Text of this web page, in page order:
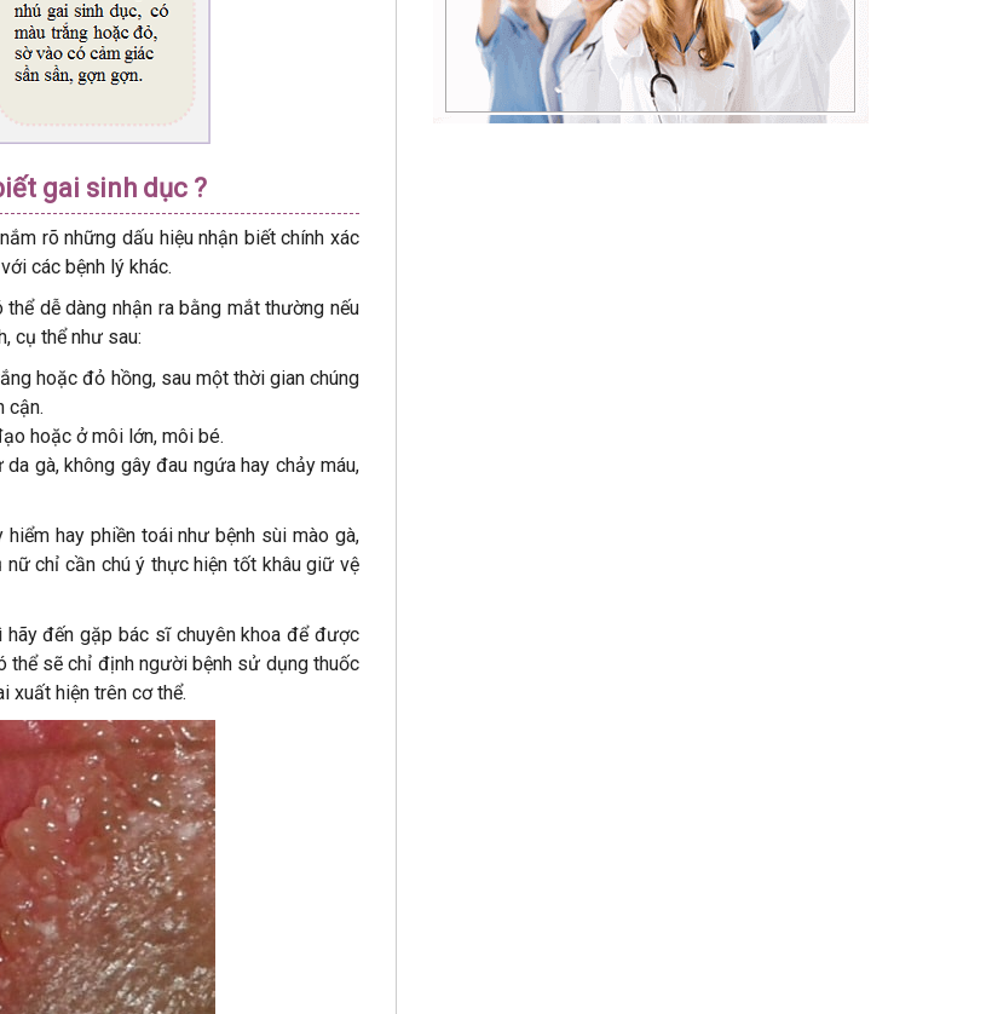
gai sinh dục ?
rõ những dấu hiệu nhận biết chính xác
các bệnh lý khác.
dễ dàng nhận ra bằng mắt thường nếu
cụ thể như sau:
hoặc đỏ hồng, sau một thời gian chúng
cận.
hoặc ở môi lớn, môi bé.
gà, không gây đau ngứa hay chảy máu,
hay phiền toái như bệnh sùi mào gà,
chỉ cần chú ý thực hiện tốt khâu giữ vệ
hãy đến gặp bác sĩ chuyên khoa để được
thể sẽ chỉ định người bệnh sử dụng thuốc
xuất hiện trên cơ thể.